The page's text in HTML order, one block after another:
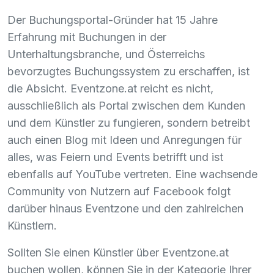
Der Buchungsportal-Gründer hat 15 Jahre
Erfahrung mit Buchungen in der
Unterhaltungsbranche, und Österreichs
bevorzugtes Buchungssystem zu erschaffen, ist
die Absicht. Eventzone.at reicht es nicht,
ausschließlich als Portal zwischen dem Kunden
und dem Künstler zu fungieren, sondern betreibt
auch einen Blog mit Ideen und Anregungen für
alles, was Feiern und Events betrifft und ist
ebenfalls auf YouTube vertreten. Eine wachsende
Community von Nutzern auf Facebook folgt
darüber hinaus Eventzone und den zahlreichen
Künstlern.
Sollten Sie einen Künstler über Eventzone.at
buchen wollen, können Sie in der Kategorie Ihrer